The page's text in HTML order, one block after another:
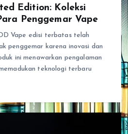
Edition: Koleksi
Penggemar Vape
Vape edisi terbatas telah
penggemar karena inovasi dan
ini menawarkan pengalaman
teknologi terbaru